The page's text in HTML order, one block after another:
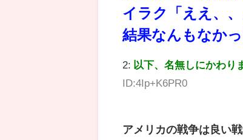
イラク「ええ、、
結果なんもなか
2: 以下、名無しにかわり
ID:4Ip+K6PR0
アメリカの戦争は良い